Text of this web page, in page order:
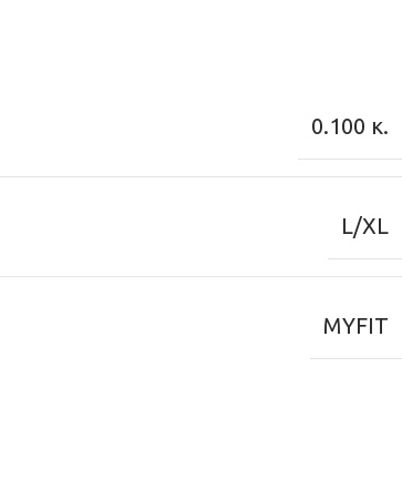
0.100 κ.
L/XL
MYFIT